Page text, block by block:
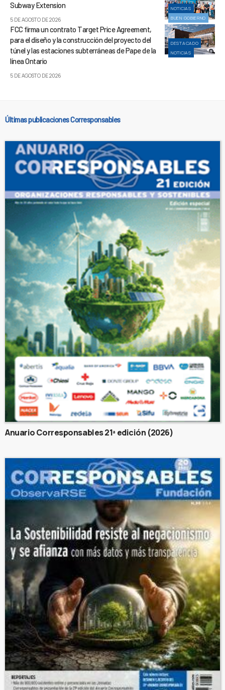
NOTICIAS
BUEN GOBIERNO
Subway Extension
5 DE AGOSTO DE 2026
DESTACADO
NOTICIAS
FCC firma un contrato Target Price Agreement,
para el diseño y la construcción del proyecto del
túnel y las estaciones subterráneas de Pape de la
línea Ontario
5 DE AGOSTO DE 2026
Últimas publicaciones Corresponsables
Anuario Corresponsables 21ª edición (2026)